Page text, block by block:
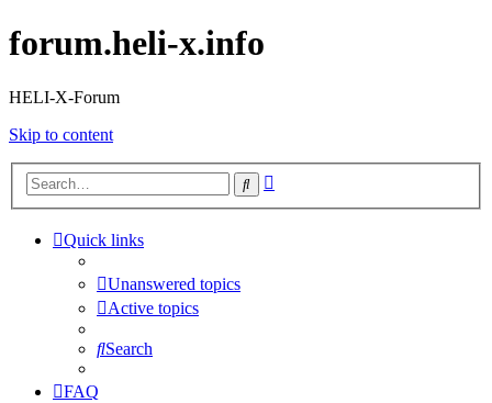
forum.heli-x.info
HELI-X-Forum
Skip to content
Search
Quick links
Unanswered topics
Active topics
Search
FAQ